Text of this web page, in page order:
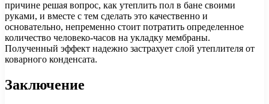
причине решая вопрос, как утеплить пол в бане своими
руками, и вместе с тем сделать это качественно и
основательно, непременно стоит потратить определенное
количество человеко-часов на укладку мембраны.
Полученный эффект надежно застрахует слой утеплителя от
коварного конденсата.
Заключение